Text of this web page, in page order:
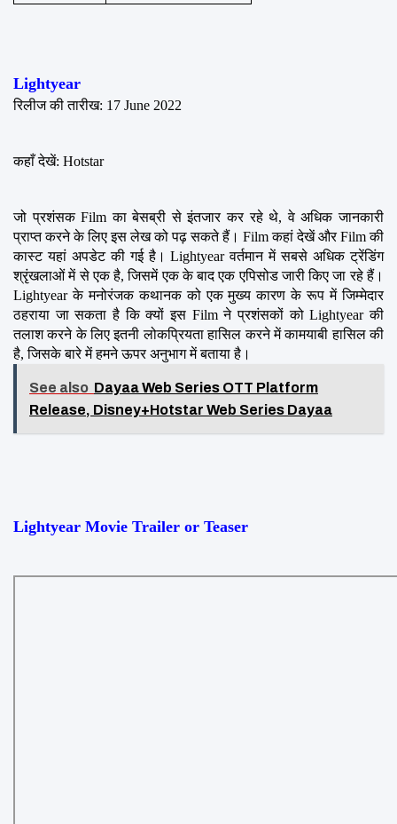
Lightyear
रिलीज की तारीख: 17 June 2022
कहाँ देखें: Hotstar
जो प्रशंसक Film का बेसब्री से इंतजार कर रहे थे, वे अधिक जानकारी
प्राप्त करने के लिए इस लेख को पढ़ सकते हैं। Film कहां देखें और Film की
कास्ट यहां अपडेट की गई है। Lightyear वर्तमान में सबसे अधिक ट्रेंडिंग
श्रृंखलाओं में से एक है, जिसमें एक के बाद एक एपिसोड जारी किए जा रहे हैं।
Lightyear के मनोरंजक कथानक को एक मुख्य कारण के रूप में जिम्मेदार
ठहराया जा सकता है कि क्यों इस Film ने प्रशंसकों को Lightyear की
तलाश करने के लिए इतनी लोकप्रियता हासिल करने में कामयाबी हासिल की
है, जिसके बारे में हमने ऊपर अनुभाग में बताया है।
See also Dayaa Web Series OTT Platform
Release, Disney+Hotstar Web Series Dayaa
Lightyear Movie Trailer or Teaser